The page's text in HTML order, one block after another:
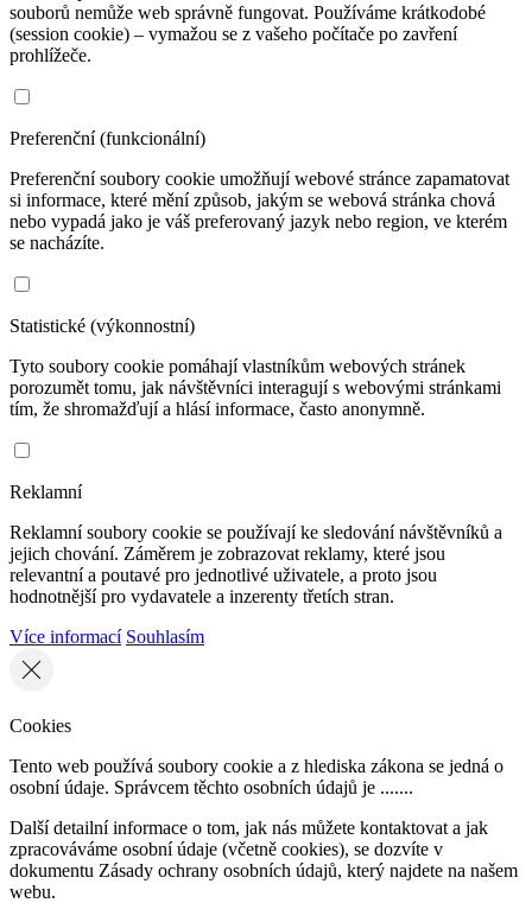
souborů nemůže web správně fungovat. Používáme krátkodobé
(session cookie) – vymažou se z vašeho počítače po zavření
prohlížeče.
Preferenční (funkcionální)
Preferenční soubory cookie umožňují webové stránce zapamatovat
si informace, které mění způsob, jakým se webová stránka chová
nebo vypadá jako je váš preferovaný jazyk nebo region, ve kterém
se nacházíte.
Statistické (výkonnostní)
Tyto soubory cookie pomáhají vlastníkům webových stránek
porozumět tomu, jak návštěvníci interagují s webovými stránkami
tím, že shromažďují a hlásí informace, často anonymně.
Reklamní
Reklamní soubory cookie se používají ke sledování návštěvníků a
jejich chování. Záměrem je zobrazovat reklamy, které jsou
relevantní a poutavé pro jednotlivé uživatele, a proto jsou
hodnotnější pro vydavatele a inzerenty třetích stran.
Více informací Souhlasím
Cookies
Tento web používá soubory cookie a z hlediska zákona se jedná o
osobní údaje. Správcem těchto osobních údajů je .......
Další detailní informace o tom, jak nás můžete kontaktovat a jak
zpracováváme osobní údaje (včetně cookies), se dozvíte v
dokumentu Zásady ochrany osobních údajů, který najdete na našem
webu.